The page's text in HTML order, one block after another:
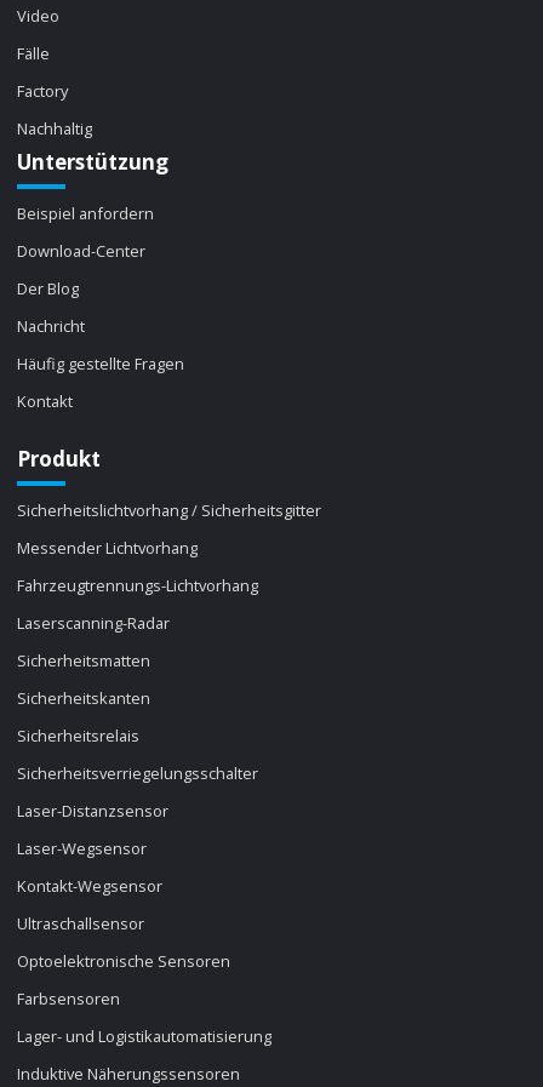
Video
Fälle
Factory
Nachhaltig
Unterstützung
Beispiel anfordern
Download-Center
Der Blog
Nachricht
Häufig gestellte Fragen
Kontakt
Produkt
Sicherheitslichtvorhang / Sicherheitsgitter
Messender Lichtvorhang
Fahrzeugtrennungs-Lichtvorhang
Laserscanning-Radar
Sicherheitsmatten
Sicherheitskanten
Sicherheitsrelais
Sicherheitsverriegelungsschalter
Laser-Distanzsensor
Laser-Wegsensor
Kontakt-Wegsensor
Ultraschallsensor
Optoelektronische Sensoren
Farbsensoren
Lager- und Logistikautomatisierung
Induktive Näherungssensoren